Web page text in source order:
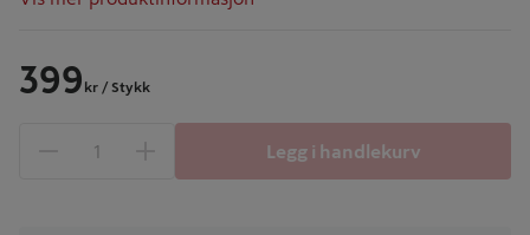
399 kr / Stykk
1 produkter
Legg i handlekurv